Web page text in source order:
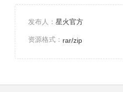
发布人： 星火官方
资源格式： rar/zip